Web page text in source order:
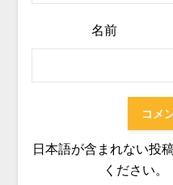
名前
日本語が含まれない投
ください。